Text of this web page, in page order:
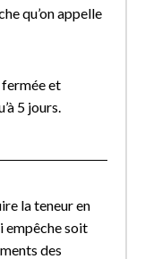
qu’on appelle
et
5 jours.
la teneur en
empêche soit
des